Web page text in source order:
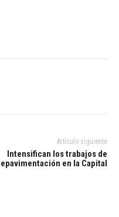
Artículo siguiente
Intensifican los trabajos de
en la Capital